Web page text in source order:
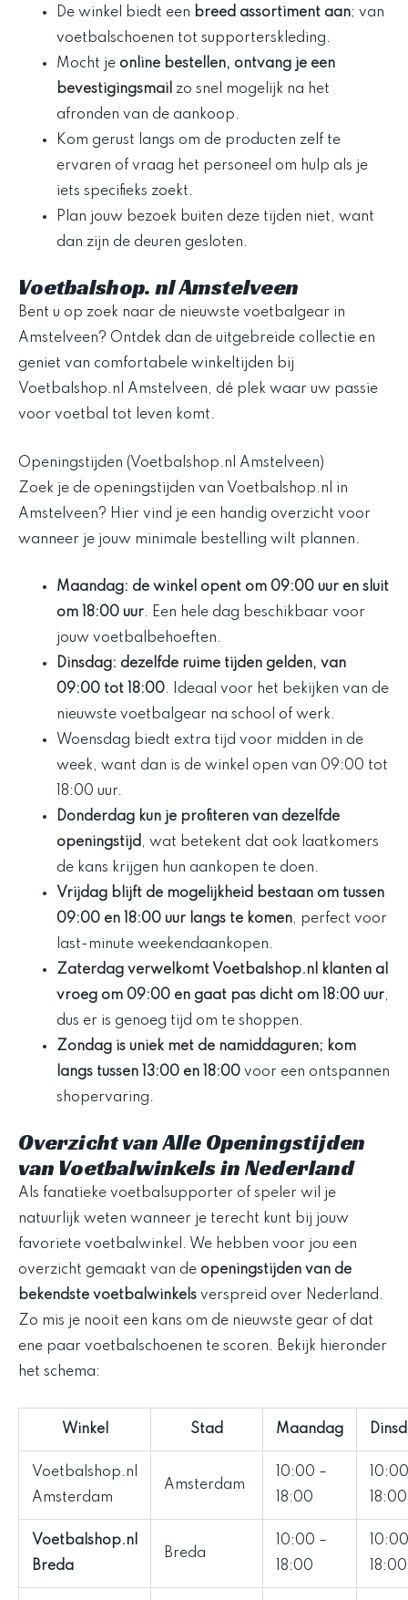
De winkel biedt een breed assortiment aan; van
voetbalschoenen tot supporterskleding.
Mocht je online bestellen, ontvang je een
bevestigingsmail zo snel mogelijk na het
afronden van de aankoop.
Kom gerust langs om de producten zelf te
ervaren of vraag het personeel om hulp als je
iets specifieks zoekt.
Plan jouw bezoek buiten deze tijden niet, want
dan zijn de deuren gesloten.
Voetbalshop. nl Amstelveen
Bent u op zoek naar de nieuwste voetbalgear in
Amstelveen? Ontdek dan de uitgebreide collectie en
geniet van comfortabele winkeltijden bij
Voetbalshop.nl Amstelveen, dé plek waar uw passie
voor voetbal tot leven komt.
Openingstijden (Voetbalshop.nl Amstelveen)
Zoek je de openingstijden van Voetbalshop.nl in
Amstelveen? Hier vind je een handig overzicht voor
wanneer je jouw minimale bestelling wilt plannen.
Maandag: de winkel opent om 09:00 uur en sluit
om 18:00 uur. Een hele dag beschikbaar voor
jouw voetbalbehoeften.
Dinsdag: dezelfde ruime tijden gelden, van
09:00 tot 18:00. Ideaal voor het bekijken van de
nieuwste voetbalgear na school of werk.
Woensdag biedt extra tijd voor midden in de
week, want dan is de winkel open van 09:00 tot
18:00 uur.
Donderdag kun je profiteren van dezelfde
openingstijd, wat betekent dat ook laatkomers
de kans krijgen hun aankopen te doen.
Vrijdag blijft de mogelijkheid bestaan om tussen
09:00 en 18:00 uur langs te komen, perfect voor
last-minute weekendaankopen.
Zaterdag verwelkomt Voetbalshop.nl klanten al
vroeg om 09:00 en gaat pas dicht om 18:00 uur,
dus er is genoeg tijd om te shoppen.
Zondag is uniek met de namiddaguren; kom
langs tussen 13:00 en 18:00 voor een ontspannen
shopervaring.
Overzicht van Alle Openingstijden
van Voetbalwinkels in Nederland
Als fanatieke voetbalsupporter of speler wil je
natuurlijk weten wanneer je terecht kunt bij jouw
favoriete voetbalwinkel. We hebben voor jou een
overzicht gemaakt van de openingstijden van de
bekendste voetbalwinkels verspreid over Nederland.
Zo mis je nooit een kans om de nieuwste gear of dat
ene paar voetbalschoenen te scoren. Bekijk hieronder
het schema:
Winkel Stad Maandag
Voetbalshop.nl
Amsterdam
Amsterdam
10:00 –
18:00
18:00
Voetbalshop.nl
Breda
Breda
10:00 –
18:00
18:00